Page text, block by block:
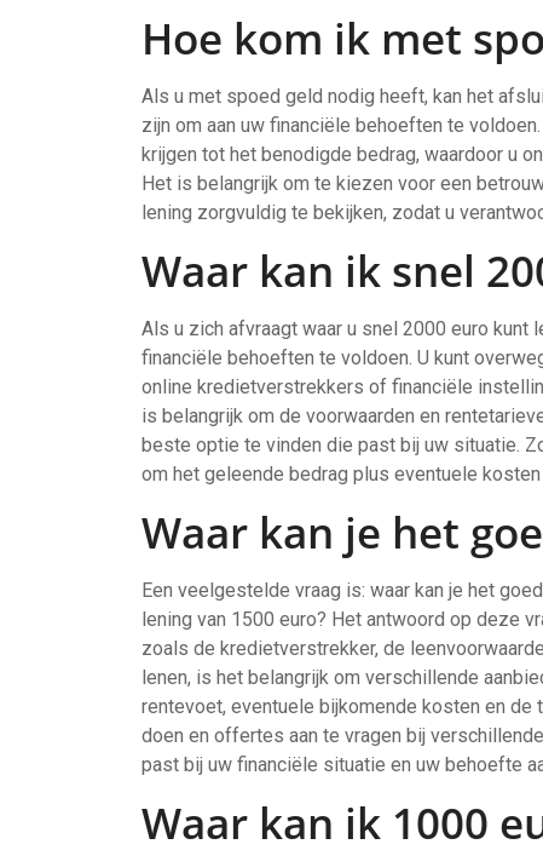
Hoe kom ik met
Als u met spoed geld nodig heeft, kan het
zijn om aan uw financiële behoeften te
krijgen tot het benodigde bedrag, waardoor u
Het is belangrijk om te kiezen voor een
lening zorgvuldig te bekijken, zodat u
Waar kan ik snel
Als u zich afvraagt waar u snel 2000 euro kunt
financiële behoeften te voldoen. U kunt
online kredietverstrekkers of financiële
is belangrijk om de voorwaarden en
beste optie te vinden die past bij uw situatie.
om het geleende bedrag plus eventuele
Waar kan je het
Een veelgestelde vraag is: waar kan je het
lening van 1500 euro? Het antwoord op deze
zoals de kredietverstrekker, de
lenen, is het belangrijk om verschillende
rentevoet, eventuele bijkomende kosten en
doen en offertes aan te vragen bij
past bij uw financiële situatie en uw behoefte
Waar kan ik 1000